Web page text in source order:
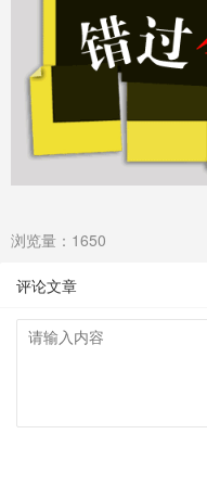
浏览量：1650
评论文章